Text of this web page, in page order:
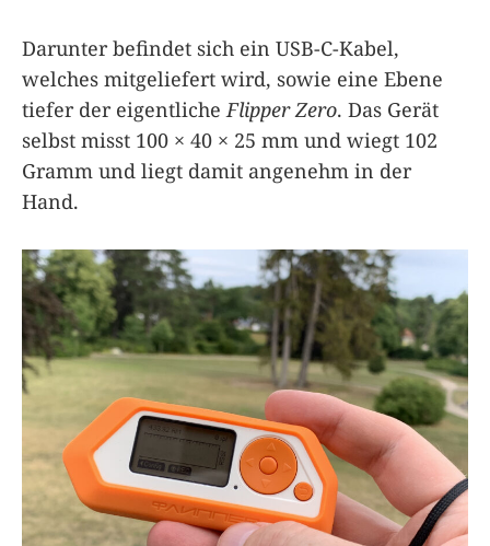
Darunter befindet sich ein USB-C-Kabel,
welches mitgeliefert wird, sowie eine Ebene
tiefer der eigentlicheFlipper Zero. Das Gerät
selbst misst 100 × 40 × 25 mm und wiegt 102
Gramm und liegt damit angenehm in der
Hand.